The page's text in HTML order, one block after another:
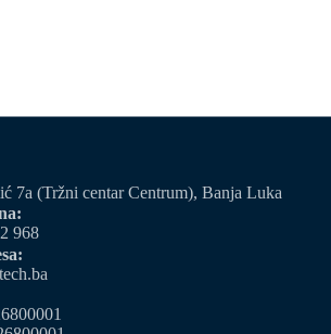
7a (Tržni centar Centrum), Banja Luka
968